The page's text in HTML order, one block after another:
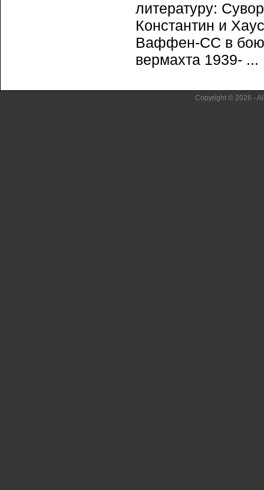
литературу:
Константин и
Ваффен-СС в бою.
вермахта 1939- ...
Copyright © 2026 -